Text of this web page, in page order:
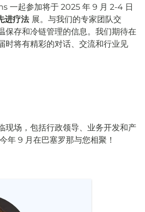
一起参加将于 2025 年 9 月 2-4 日
进疗法 展。与我们的专家团队交
保存和冷链管理的信息。我们期待在
时将有精彩的对话、交流和行业见
现场，包括行政领导、业务开发和产
年 9 月在巴塞罗那与您相聚！